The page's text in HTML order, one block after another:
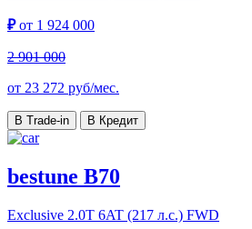
₽от 1 924 000
2 901 000
от 23 272 руб/мес.
В Trade-in В Кредит
bestune B70
Exclusive 2.0T 6AT (217 л.с.) FWD